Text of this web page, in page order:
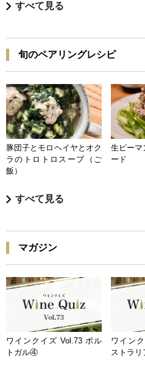
すべて見る
旬のペアリングレシピ
豚団子とモロヘイヤとオク
ラのトロトロスープ（ご
飯）
生ピーマ
ード
すべて見る
マガジン
ワインクイズ Vol.73 ポル
トガル④
ワイン
ストラ